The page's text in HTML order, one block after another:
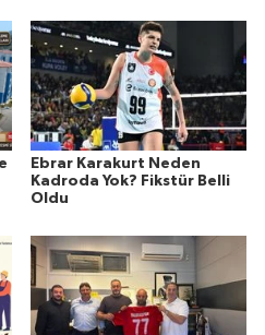
Ebrar Karakurt Neden
Kadroda Yok? Fikstür Belli
Oldu